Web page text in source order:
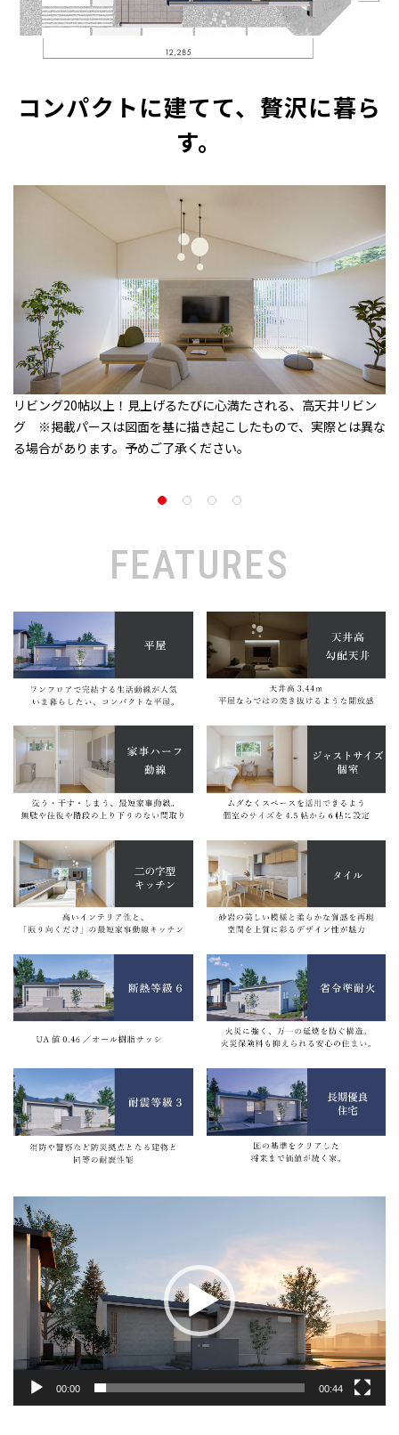
コンパクトに建てて、贅沢に暮ら
す。
リビング20帖以上！見上げるたびに心満たされる、高天井リビン
グ ※掲載パースは図面を基に描き起こしたもので、実際とは異な
る場合があります。予めご了承ください。
FEATURES
動
画
プ
00:00 00:44